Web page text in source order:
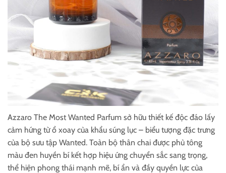
Azzaro The Most Wanted Parfum sở hữu thiết kế độc đáo lấy
cảm hứng từ ổ xoay của khẩu súng lục – biểu tượng đặc trưng
của bộ sưu tập Wanted. Toàn bộ thân chai được phủ tông
màu đen huyền bí kết hợp hiệu ứng chuyển sắc sang trọng,
thể hiện phong thái mạnh mẽ, bí ẩn và đầy quyền lực của